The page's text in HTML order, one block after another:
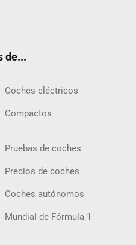
de...
Coches eléctricos
Compactos
Pruebas de coches
Precios de coches
Coches autónomos
Mundial de Fórmula 1